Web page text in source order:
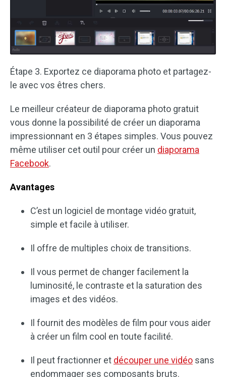
Étape 3. Exportez ce diaporama photo et partagez-
le avec vos êtres chers.
Le meilleur créateur de diaporama photo gratuit
vous donne la possibilité de créer un diaporama
impressionnant en 3 étapes simples. Vous pouvez
même utiliser cet outil pour créer un diaporama
Facebook.
Avantages
C’est un logiciel de montage vidéo gratuit,
simple et facile à utiliser.
Il offre de multiples choix de transitions.
Il vous permet de changer facilement la
luminosité, le contraste et la saturation des
images et des vidéos.
Il fournit des modèles de film pour vous aider
à créer un film cool en toute facilité.
Il peut fractionner et découper une vidéo sans
endommager ses composants bruts.